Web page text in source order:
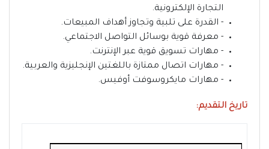
التجارة الإلكترونية.
- القدرة على تلبية وتجاوز أهداف المبيعات.
- معرفة قوية بوسائل التواصل الاجتماعي.
- مهارات تسويق قوية عبر الإنترنت.
- مهارات اتصال ممتازة باللغتين الإنجليزية والعربية.
- مهارات مايكروسوفت أوفيس.
تاريخ التقديم: